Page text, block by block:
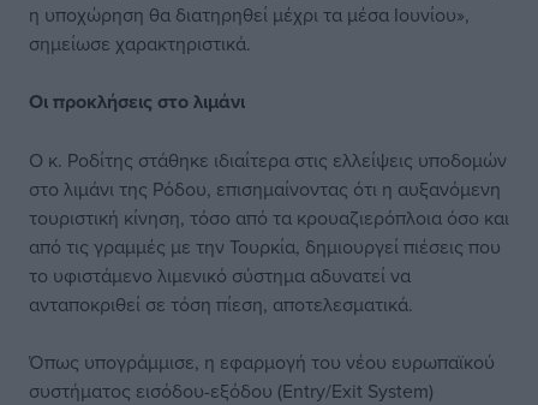
η υποχώρηση θα διατηρηθεί μέχρι τα μέσα Ιουνίου»,
σημείωσε χαρακτηριστικά.
Οι προκλήσεις στο λιμάνι
Ο κ. Ροδίτης στάθηκε ιδιαίτερα στις ελλείψεις υποδομών
στο λιμάνι της Ρόδου, επισημαίνοντας ότι η αυξανόμενη
τουριστική κίνηση, τόσο από τα κρουαζιερόπλοια όσο και
από τις γραμμές με την Τουρκία, δημιουργεί πιέσεις που
το υφιστάμενο λιμενικό σύστημα αδυνατεί να
ανταποκριθεί σε τόση πίεση, αποτελεσματικά.
Όπως υπογράμμισε, η εφαρμογή του νέου ευρωπαϊκού
συστήματος εισόδου-εξόδου (Entry/Exit System)